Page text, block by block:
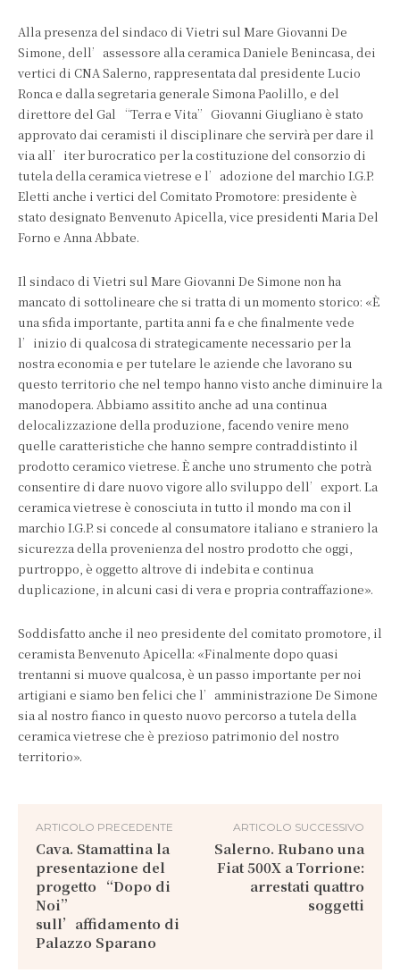
Alla presenza del sindaco di Vietri sul Mare Giovanni De
Simone, dell’assessore alla ceramica Daniele Benincasa, dei
vertici di CNA Salerno, rappresentata dal presidente Lucio
Ronca e dalla segretaria generale Simona Paolillo, e del
direttore del Gal “Terra e Vita” Giovanni Giugliano è stato
approvato dai ceramisti il disciplinare che servirà per dare il
via all’iter burocratico per la costituzione del consorzio di
tutela della ceramica vietrese e l’adozione del marchio I.G.P.
Eletti anche i vertici del Comitato Promotore: presidente è
stato designato Benvenuto Apicella, vice presidenti Maria Del
Forno e Anna Abbate.
Il sindaco di Vietri sul Mare Giovanni De Simone non ha
mancato di sottolineare che si tratta di un momento storico: «È
una sfida importante, partita anni fa e che finalmente vede
l’inizio di qualcosa di strategicamente necessario per la
nostra economia e per tutelare le aziende che lavorano su
questo territorio che nel tempo hanno visto anche diminuire la
manodopera. Abbiamo assitito anche ad una continua
delocalizzazione della produzione, facendo venire meno
quelle caratteristiche che hanno sempre contraddistinto il
prodotto ceramico vietrese. È anche uno strumento che potrà
consentire di dare nuovo vigore allo sviluppo dell’export. La
ceramica vietrese è conosciuta in tutto il mondo ma con il
marchio I.G.P. si concede al consumatore italiano e straniero la
sicurezza della provenienza del nostro prodotto che oggi,
purtroppo, è oggetto altrove di indebita e continua
duplicazione, in alcuni casi di vera e propria contraffazione».
Soddisfatto anche il neo presidente del comitato promotore, il
ceramista Benvenuto Apicella: «Finalmente dopo quasi
trentanni si muove qualcosa, è un passo importante per noi
artigiani e siamo ben felici che l’amministrazione De Simone
sia al nostro fianco in questo nuovo percorso a tutela della
ceramica vietrese che è prezioso patrimonio del nostro
territorio».
ARTICOLO PRECEDENTE
Cava. Stamattina la
presentazione del
progetto “Dopo di
Noi”
sull’affidamento di
Palazzo Sparano
ARTICOLO SUCCESSIVO
Salerno. Rubano una
Fiat 500X a Torrione:
arrestati quattro
soggetti